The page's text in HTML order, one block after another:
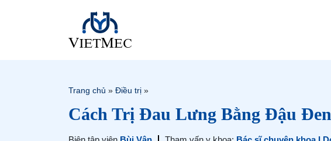
Trang chủ » Điều trị »
Cách Trị Đau Lưng Bằng Đậu